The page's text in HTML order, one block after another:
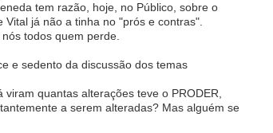
tem razão, hoje, no Público, sobre o
Vital já não a tinha no "prós e contras".
todos quem perde.
e sedento da discussão dos temas
quantas alterações teve o PRODER,
a serem alteradas? Mas alguém se